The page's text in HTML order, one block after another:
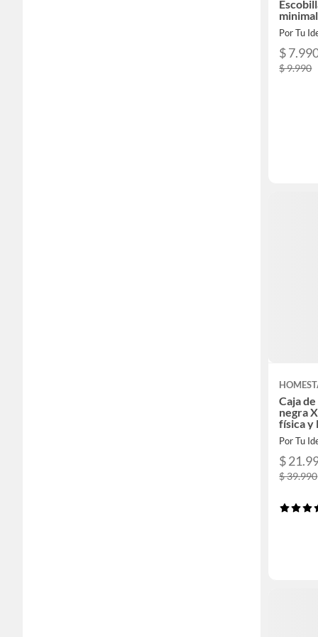
Por Tu
$
$ 9.990
Caja
negra
física y
Por Tu
$
$ 39.990